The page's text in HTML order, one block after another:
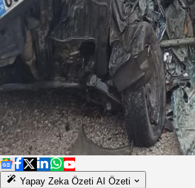
Yapay Zeka Özeti AI Özeti